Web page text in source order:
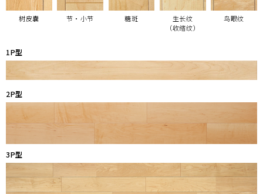
树皮囊 节・小节 糖斑
生长纹
（收缩纹）
鸟眼纹
1P型
2P型
3P型